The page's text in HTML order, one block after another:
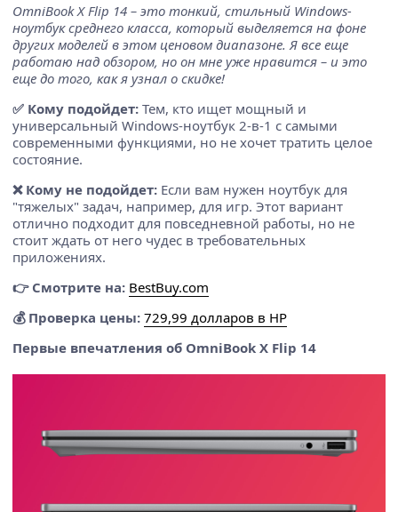
OmniBook X Flip 14 – это тонкий, стильный Windows-
ноутбук среднего класса, который выделяется на фоне
других моделей в этом ценовом диапазоне. Я все еще
работаю над обзором, но он мне уже нравится – и это
еще до того, как я узнал о скидке!
✅ Кому подойдет: Тем, кто ищет мощный и
универсальный Windows-ноутбук 2-в-1 с самыми
современными функциями, но не хочет тратить целое
состояние.
❌ Кому не подойдет: Если вам нужен ноутбук для
"тяжелых" задач, например, для игр. Этот вариант
отлично подходит для повседневной работы, но не
стоит ждать от него чудес в требовательных
приложениях.
👉 Смотрите на: BestBuy.com
💰 Проверка цены: 729,99 долларов в HP
Первые впечатления об OmniBook X Flip 14